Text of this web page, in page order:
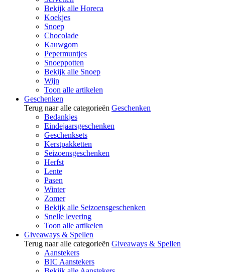
Bekijk alle Horeca
Koekjes
Snoep
Chocolade
Kauwgom
Pepermuntjes
Snoeppotten
Bekijk alle Snoep
Wijn
Toon alle artikelen
Geschenken
Terug naar alle categorieën Geschenken
Bedankjes
Eindejaarsgeschenken
Geschenksets
Kerstpakketten
Seizoensgeschenken
Herfst
Lente
Pasen
Winter
Zomer
Bekijk alle Seizoensgeschenken
Snelle levering
Toon alle artikelen
Giveaways & Spellen
Terug naar alle categorieën Giveaways & Spellen
Aanstekers
BIC Aanstekers